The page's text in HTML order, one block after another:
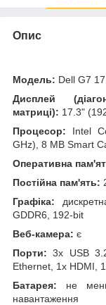
Опис
Модель: Dell G7
Дисплей
матриці): 17.3"
Процесор: Intel
GHz), 8 MB Smart
Оперативна
Постійна пам'ять:
Графіка:
GDDR6, 192-bit
Веб-камера: є
Порти: 3x USB
Ethernet, 1x HDMI,
Батарея: не
навантаження